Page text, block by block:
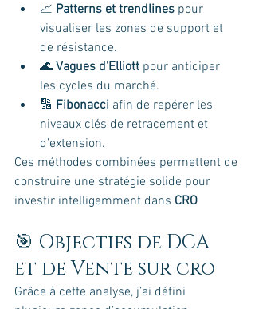
📈 Patterns et trendlines pour
visualiser les zones de support et
de résistance.
🌊 Vagues d’Elliott pour anticiper
les cycles du marché.
🔢 Fibonacci afin de repérer les
niveaux clés de retracement et
d’extension.
Ces méthodes combinées permettent de
construire une stratégie solide pour
investir intelligemment dans CRO
🎯 Objectifs de DCA
et de Vente sur cro
Grâce à cette analyse, j’ai défini